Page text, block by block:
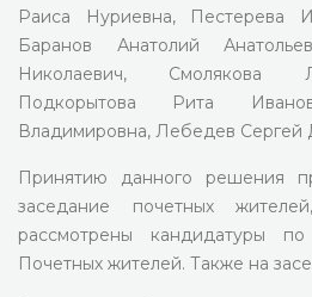
Раиса Нуриевна, Пестерева
Баранов Анатолий
Николаевич, Смолякова
Подкорытова Рита
Владимировна, Лебедев Сергей
Принятию данного решения
заседание почетных
рассмотрены кандидатуры
Почетных жителей. Также на